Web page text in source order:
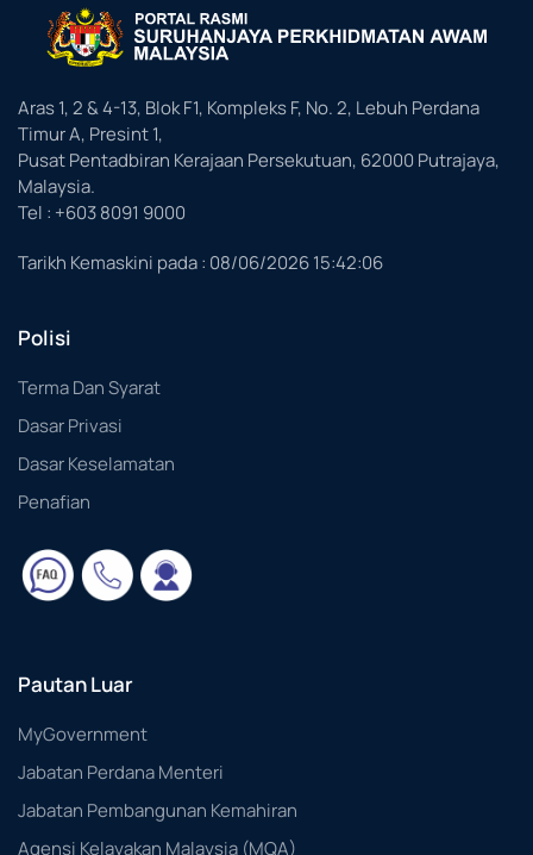
Aras 1, 2 & 4-13, Blok F1, Kompleks F, No. 2, Lebuh Perdana
Timur A, Presint 1,
Pusat Pentadbiran Kerajaan Persekutuan, 62000 Putrajaya,
Malaysia.
Tel : +603 8091 9000
Tarikh Kemaskini pada : 08/06/2026 15:42:06
Polisi
Terma Dan Syarat
Dasar Privasi
Dasar Keselamatan
Penafian
Pautan Luar
MyGovernment
Jabatan Perdana Menteri
Jabatan Pembangunan Kemahiran
Agensi Kelayakan Malaysia (MQA)